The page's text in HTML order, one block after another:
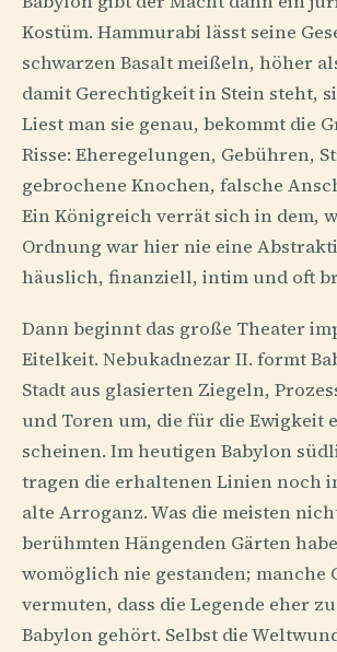
Kostüm. Hammurabi lässt seine
schwarzen Basalt meißeln, höher
damit Gerechtigkeit in Stein steht,
Liest man sie genau, bekommt die
Risse: Eheregelungen, Gebühren,
gebrochene Knochen, falsche
Ein Königreich verrät sich in dem,
Ordnung war hier nie eine
häuslich, finanziell, intim und oft
Dann beginnt das große Theater
Eitelkeit. Nebukadnezar II. formt
Stadt aus glasierten Ziegeln,
und Toren um, die für die Ewigkeit
scheinen. Im heutigen Babylon
tragen die erhaltenen Linien noch
alte Arroganz. Was die meisten
berühmten Hängenden Gärten
womöglich nie gestanden; manche
vermuten, dass die Legende eher
Babylon gehört. Selbst die